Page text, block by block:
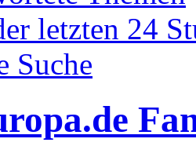
letzten 24
Suche